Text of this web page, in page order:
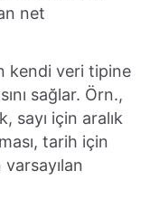
net
kendi veri tipine
sağlar. Örn.,
sayı için aralık
tarih için